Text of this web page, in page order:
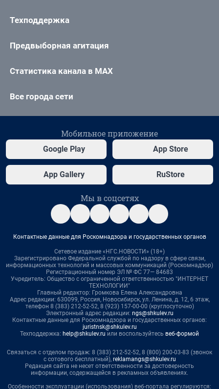
Техподдержка
Предвыборная агитация
Статистика канала в MAX
Все города сети
Мобильное приложение
Google Play App Store
App Gallery RuStore
Мы в соцсетях
Контактные данные для Роскомнадзора и государственных органов
Сетевое издание «НГС.НОВОСТИ» (18+)
Зарегистрировано Федеральной службой по надзору в сфере связи,
информационных технологий и массовых коммуникаций (Роскомнадзор)
Регистрационный номер ЭЛ № ФС 77— 84683
Учредитель: Общество с ограниченной ответственностью "ИНТЕРНЕТ
ТЕХНОЛОГИИ"
Главный редактор: Громкова Елена Александровна
Адрес редакции: 630099, Россия, Новосибирск, ул. Ленина, д. 12, 6 этаж,
телефон 8 (383) 212-52-52, 8 (923) 157-00-00 (круглосуточно)
Электронный адрес редакции: ngs@shkulev.ru
Контактные данные для Роскомнадзора и государственных органов:
juristnsk@shkulev.ru
Техподдержка: help@shkulev.ru или воспользуйтесь веб-формой
Связаться с отделом продаж: 8 (383) 212-52-52, 8 (800) 200-03-83 (звонок
с сотового бесплатный), reklamangs@shkulev.ru
Редакция сайта не несет ответственности за достоверность
информации, содержащейся в рекламных объявлениях.
Особенности эксплуатации (использования) веб-портала регулируются: